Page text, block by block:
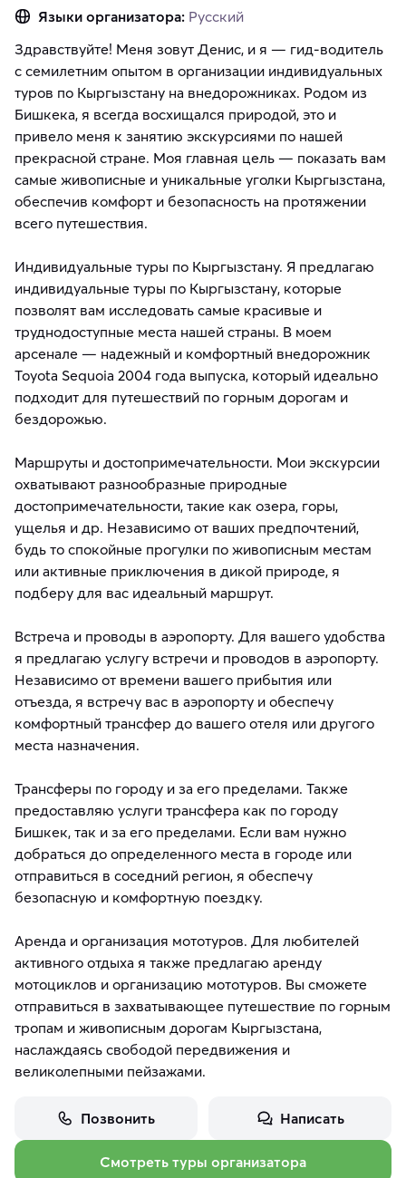
Языки организатора: Русский
Здравствуйте! Меня зовут Денис, и я — гид-водитель
с семилетним опытом в организации индивидуальных
туров по Кыргызстану на внедорожниках. Родом из
Бишкека, я всегда восхищался природой, это и
привело меня к занятию экскурсиями по нашей
прекрасной стране. Моя главная цель — показать вам
самые живописные и уникальные уголки Кыргызстана,
обеспечив комфорт и безопасность на протяжении
всего путешествия.
Индивидуальные туры по Кыргызстану. Я предлагаю
индивидуальные туры по Кыргызстану, которые
позволят вам исследовать самые красивые и
труднодоступные места нашей страны. В моем
арсенале — надежный и комфортный внедорожник
Toyota Sequoia 2004 года выпуска, который идеально
подходит для путешествий по горным дорогам и
бездорожью.
Маршруты и достопримечательности. Мои экскурсии
охватывают разнообразные природные
достопримечательности, такие как озера, горы,
ущелья и др. Независимо от ваших предпочтений,
будь то спокойные прогулки по живописным местам
или активные приключения в дикой природе, я
подберу для вас идеальный маршрут.
Встреча и проводы в аэропорту. Для вашего удобства
я предлагаю услугу встречи и проводов в аэропорту.
Независимо от времени вашего прибытия или
отъезда, я встречу вас в аэропорту и обеспечу
комфортный трансфер до вашего отеля или другого
места назначения.
Трансферы по городу и за его пределами. Также
предоставляю услуги трансфера как по городу
Бишкек, так и за его пределами. Если вам нужно
добраться до определенного места в городе или
отправиться в соседний регион, я обеспечу
безопасную и комфортную поездку.
Аренда и организация мототуров. Для любителей
активного отдыха я также предлагаю аренду
мотоциклов и организацию мототуров. Вы сможете
отправиться в захватывающее путешествие по горным
тропам и живописным дорогам Кыргызстана,
наслаждаясь свободой передвижения и
великолепными пейзажами.
Позвонить Написать
Смотреть туры организатора